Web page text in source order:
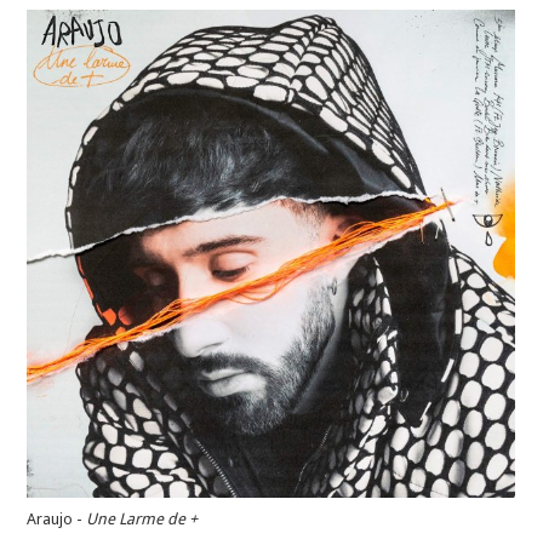
Araujo - Une Larme de +